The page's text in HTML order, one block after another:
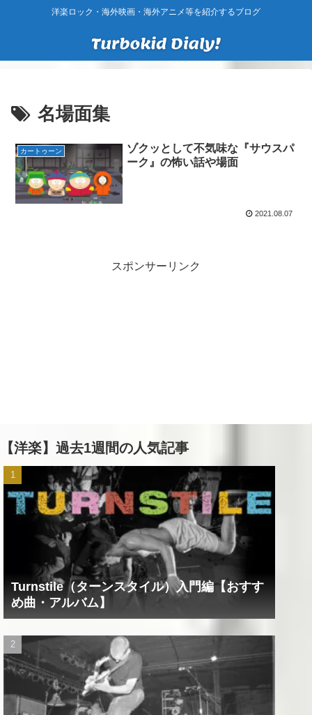
洋楽ロック・海外映画・海外アニメ等を紹介するブログ
名場面集
カートゥーン
ゾクッとして不気味な『サウスパ
ーク』の怖い話や場面
2021.08.07
スポンサーリンク
【洋楽】過去1週間の人気記事
Turnstile（ターンスタイル）入門編【おすす
め曲・アルバム】